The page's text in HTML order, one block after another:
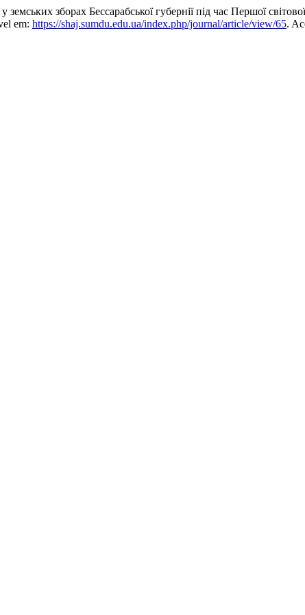
зборах Бессарабської губернії під час Першої
em: https://shaj.sumdu.edu.ua/index.php/journal/article/view/65.